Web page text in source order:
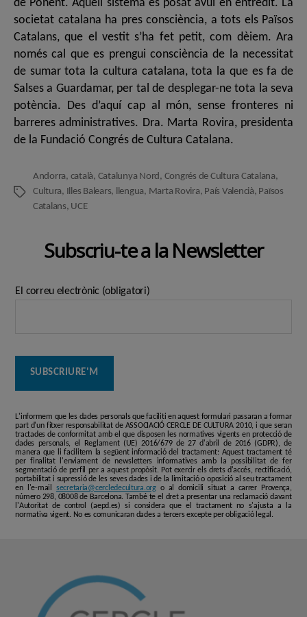
de Ponent. Aquell sistema és posat avui en entredit. La
societat catalana ha pres consciència, a tots els Països
Catalans, que el vestit s’ha fet petit, com dèiem. Ara
només cal que es prengui consciència de la necessitat
de sumar tota la cultura catalana, tota la que es fa de
Salses a Guardamar, per tal de desplegar-ne tota la seva
potència. Des d’aquí cap al món, sense fronteres ni
barreres administratives. Dra. Marta Rovira, presidenta
de la Fundació Congrés de Cultura Catalana.
Etiquetes
Andorra, català, Catalunya Nord , Congrés de Cultura Catalana,
Cultura, Illes Balears, llengua, Marta Rovira, País Valencià, Països
Catalans, UCE
Subscriu-te a la Newsletter
El correu electrònic (obligatori)
L'informem que les dades personals que faciliti en aquest formulari passaran a formar
part d'un fitxer responsabilitat de ASSOCIACIÓ CERCLE DE CULTURA 2010, i que seran
tractades de conformitat amb el que disposen les normatives vigents en protecció de
dades personals, el Reglament (UE) 2016/679 de 27 d'abril de 2016 (GDPR), de
manera que li facilitem la següent informació del tractament: Aquest tractament té
per finalitat l'enviament de newsletters informatives amb la possibilitat de fer
segmentació de perfil per a aquest propòsit. Pot exercir els drets d'accés, rectificació,
portabilitat i supressió de les seves dades i de la limitació o oposició al seu tractament
en l'e-mail secretaria@cercledecultura.orgo al domicili situat a carrer Provença,
número 298, 08008 de Barcelona. També te el dret a presentar una reclamació davant
l'Autoritat de control (aepd.es) si considera que el tractament no s'ajusta a la
normativa vigent. No es comunicaran dades a tercers excepte per obligació legal.